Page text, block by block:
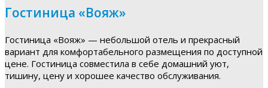
Гостиница «Вояж»
Гостиница «Вояж» — небольшой отель и прекрасный
вариант для комфортабельного размещения по доступной
цене. Гостиница совместила в себе домашний уют,
тишину, цену и хорошее качество обслуживания.